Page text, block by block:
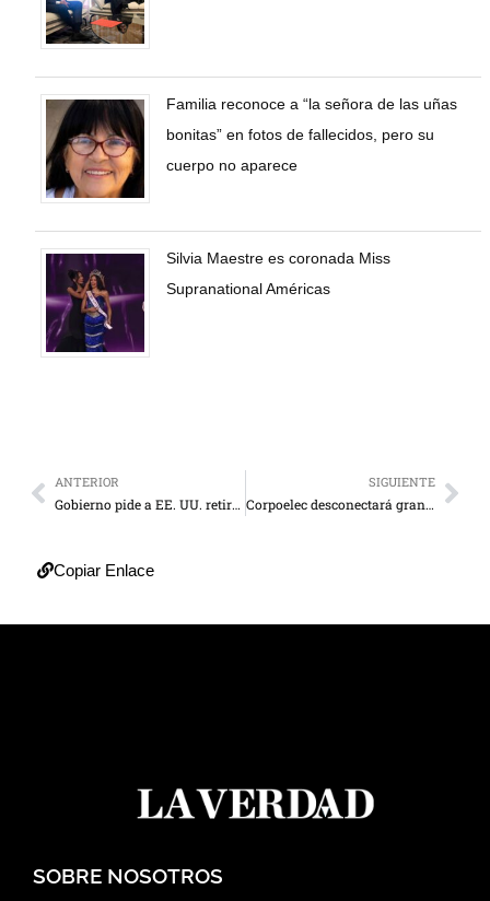
Familia reconoce a “la señora de las uñas
bonitas” en fotos de fallecidos, pero su
cuerpo no aparece
Silvia Maestre es coronada Miss
Supranational Américas
ANTERIOR
Gobierno pide a EE. UU. retirar a Cuba de lista de países que patrocinan el terrorismo
SIGUIENTE
Corpoelec desconectará granjas de minería de criptomonedas del SEN
Copiar Enlace
SOBRE NOSOTROS